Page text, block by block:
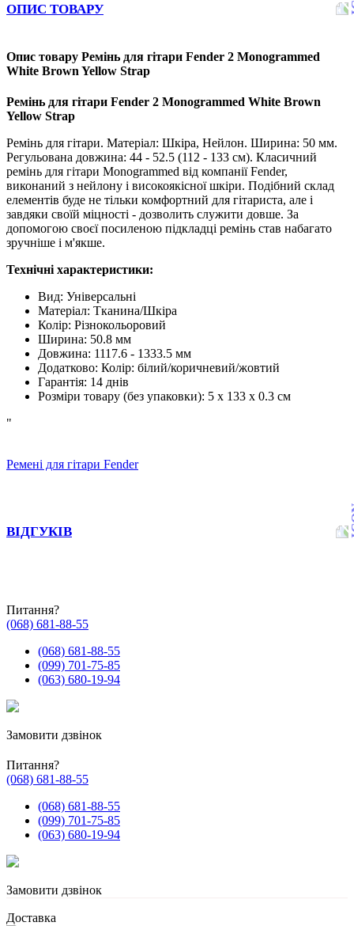
ОПИС ТОВАРУ
Опис товару Ремінь для гітари Fender 2 Monogrammed
White Brown Yellow Strap
Ремінь для гітари Fender 2 Monogrammed White Brown
Yellow Strap
Ремінь для гітари. Матеріал: Шкіра, Нейлон. Ширина: 50 мм.
Регульована довжина: 44 - 52.5 (112 - 133 см). Класичний
ремінь для гітари Monogrammed від компанії Fender,
виконаний з нейлону і високоякісної шкіри. Подібний склад
елементів буде не тільки комфортний для гітариста, але і
завдяки своїй міцності - дозволить служити довше. За
допомогою своєї посиленою підкладці ремінь став набагато
зручніше і м'якше.
Технічні характеристики:
Вид: Універсальні
Матеріал: Тканина/Шкіра
Колір: Різнокольоровий
Ширина: 50.8 мм
Довжина: 1117.6 - 1333.5 мм
Додатково: Колір: білий/коричневий/жовтий
Гарантія: 14 днів
Розміри товару (без упаковки): 5 х 133 х 0.3 см
"
Ремені для гітари Fender
ВІДГУКІВ
Питання?
(068) 681-88-55
(068) 681-88-55
(099) 701-75-85
(063) 680-19-94
Замовити дзвінок
Питання?
(068) 681-88-55
(068) 681-88-55
(099) 701-75-85
(063) 680-19-94
Замовити дзвінок
Доставка